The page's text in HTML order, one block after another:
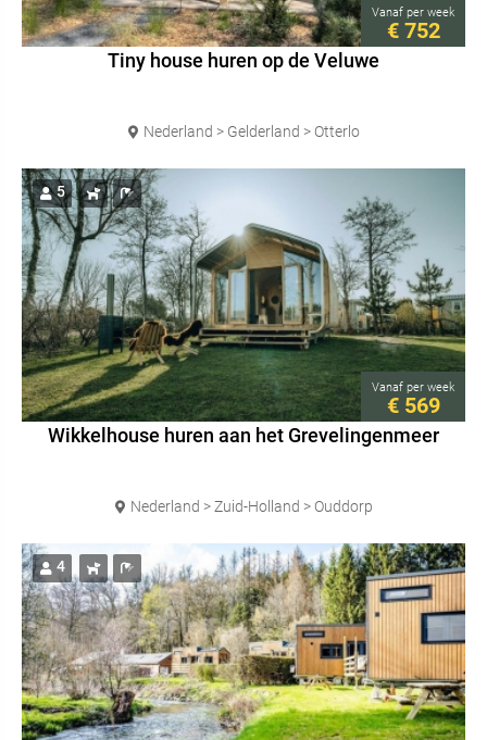
Vanaf per week
€ 752
Tiny house huren op de Veluwe
Nederland > Gelderland > Otterlo
5
Vanaf per week
€ 569
Wikkelhouse huren aan het Grevelingenmeer
Nederland > Zuid-Holland > Ouddorp
4